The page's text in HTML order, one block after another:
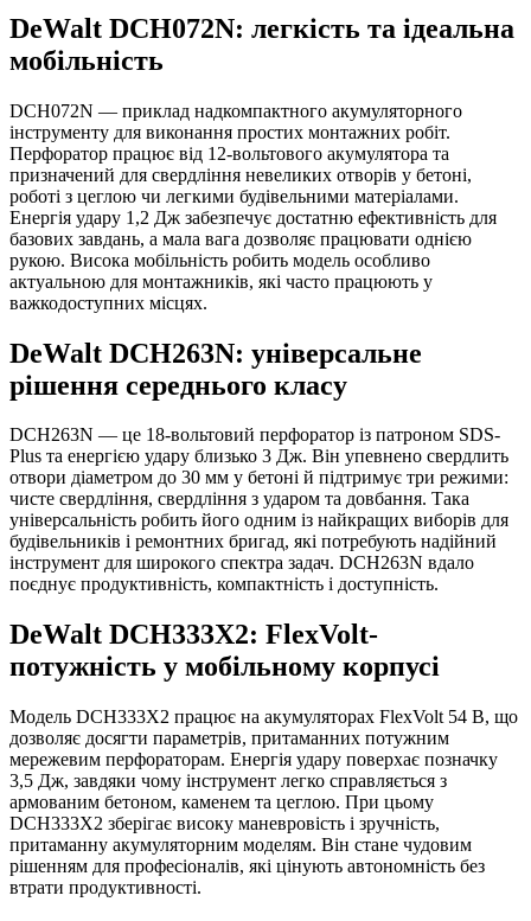
DeWalt DCH072N: легкість та ідеальна
мобільність
DCH072N — приклад надкомпактного акумуляторного
інструменту для виконання простих монтажних робіт.
Перфоратор працює від 12-вольтового акумулятора та
призначений для свердління невеликих отворів у бетоні,
роботі з цеглою чи легкими будівельними матеріалами.
Енергія удару 1,2 Дж забезпечує достатню ефективність для
базових завдань, а мала вага дозволяє працювати однією
рукою. Висока мобільність робить модель особливо
актуальною для монтажників, які часто працюють у
важкодоступних місцях.
DeWalt DCH263N: універсальне
рішення середнього класу
DCH263N — це 18-вольтовий перфоратор із патроном SDS-
Plus та енергією удару близько 3 Дж. Він упевнено свердлить
отвори діаметром до 30 мм у бетоні й підтримує три режими:
чисте свердління, свердління з ударом та довбання. Така
універсальність робить його одним із найкращих виборів для
будівельників і ремонтних бригад, які потребують надійний
інструмент для широкого спектра задач. DCH263N вдало
поєднує продуктивність, компактність і доступність.
DeWalt DCH333X2: FlexVolt-
потужність у мобільному корпусі
Модель DCH333X2 працює на акумуляторах FlexVolt 54 В, що
дозволяє досягти параметрів, притаманних потужним
мережевим перфораторам. Енергія удару поверхає позначку
3,5 Дж, завдяки чому інструмент легко справляється з
армованим бетоном, каменем та цеглою. При цьому
DCH333X2 зберігає високу маневровість і зручність,
притаманну акумуляторним моделям. Він стане чудовим
рішенням для професіоналів, які цінують автономність без
втрати продуктивності.